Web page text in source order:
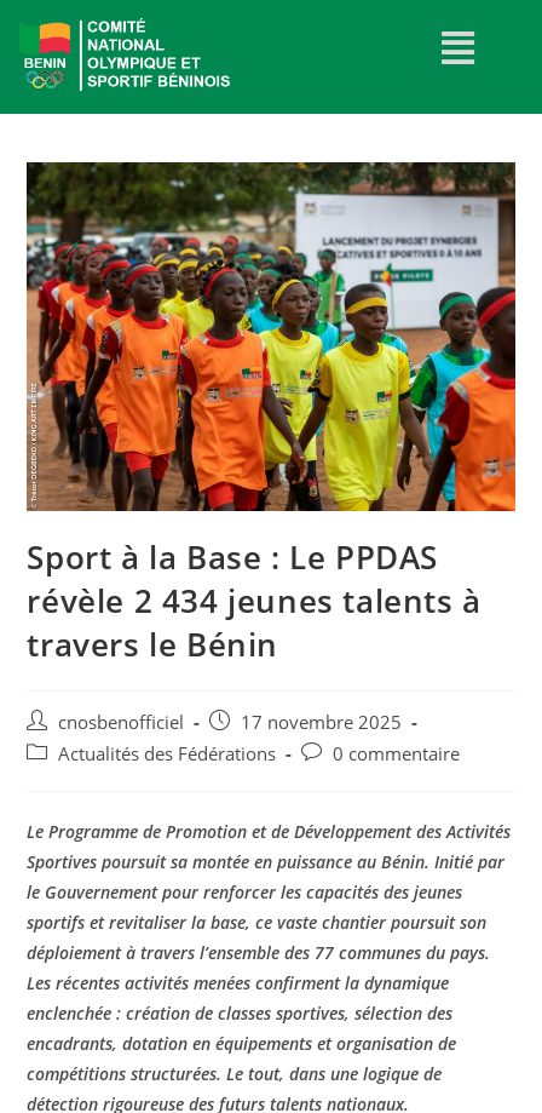
Sport à la Base : Le PPDAS
révèle 2 434 jeunes talents à
travers le Bénin
cnosbenofficiel
17 novembre 2025
Actualités des Fédérations
0 commentaire
Le Programme de Promotion et de Développement des Activités
Sportives poursuit sa montée en puissance au Bénin. Initié par
le Gouvernement pour renforcer les capacités des jeunes
sportifs et revitaliser la base, ce vaste chantier poursuit son
déploiement à travers l’ensemble des 77 communes du pays.
Les récentes activités menées confirment la dynamique
enclenchée : création de classes sportives, sélection des
encadrants, dotation en équipements et organisation de
compétitions structurées. Le tout, dans une logique de
détection rigoureuse des futurs talents nationaux.